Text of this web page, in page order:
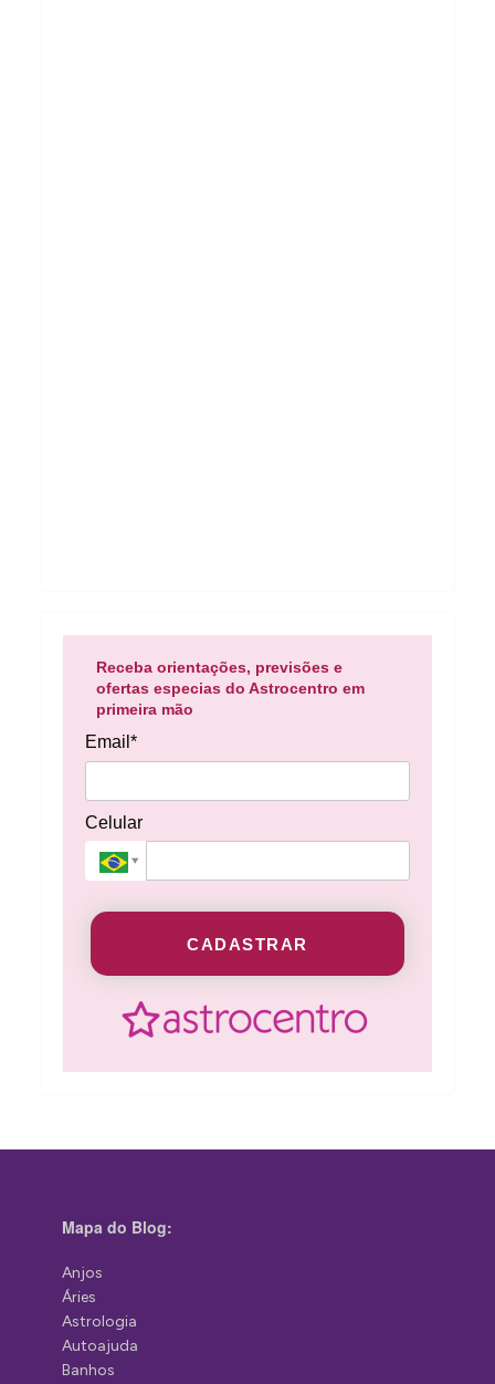
Receba orientações, previsões e
ofertas especias do Astrocentro em
primeira mão
Email*
Celular
CADASTRAR
Mapa do Blog:
Anjos
Áries
Astrologia
Autoajuda
Banhos